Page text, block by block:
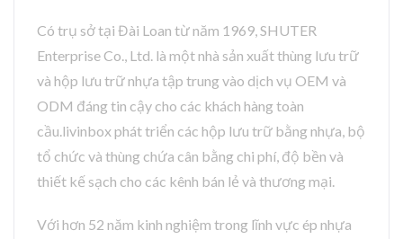
Có trụ sở tại Đài Loan từ năm 1969, SHUTER
Enterprise Co., Ltd. là một nhà sản xuất thùng lưu trữ
và hộp lưu trữ nhựa tập trung vào dịch vụ OEM và
ODM đáng tin cậy cho các khách hàng toàn
cầu.livinbox phát triển các hộp lưu trữ bằng nhựa, bộ
tổ chức và thùng chứa cân bằng chi phí, độ bền và
thiết kế sạch cho các kênh bán lẻ và thương mại.
Với hơn 52 năm kinh nghiệm trong lĩnh vực ép nhựa